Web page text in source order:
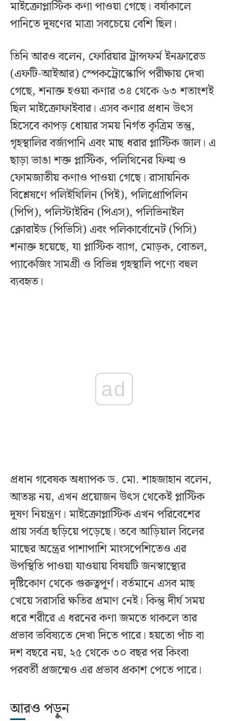
মাইক্রোপ্লাস্টিক কণা পাওয়া গেছে। বর্ষাকালে
পানিতে দূষণের মাত্রা সবচেয়ে বেশি ছিল।
তিনি আরও বলেন, ফোরিয়ার ট্রান্সফর্ম ইনফ্রারেড
(এফটি-আইআর) স্পেকট্রোস্কোপি পরীক্ষায় দেখা
গেছে, শনাক্ত হওয়া কণার ৩৪ থেকে ৬৩ শতাংশই
ছিল মাইক্রোফাইবার। এসব কণার প্রধান উৎস
হিসেবে কাপড় ধোয়ার সময় নির্গত কৃত্রিম তন্তু,
গৃহস্থালির বর্জ্যপানি এবং মাছ ধরার প্লাস্টিক জাল। এ
ছাড়া ভাঙা শক্ত প্লাস্টিক, পলিথিনের ফিল্ম ও
ফোমজাতীয় কণাও পাওয়া গেছে। রাসায়নিক
বিশ্লেষণে পলিইথিলিন (পিই), পলিপ্রোপিলিন
(পিপি), পলিস্টাইরিন (পিএস), পলিভিনাইল
ক্লোরাইড (পিভিসি) এবং পলিকার্বোনেট (পিসি)
শনাক্ত হয়েছে, যা প্লাস্টিক ব্যাগ, মোড়ক, বোতল,
প্যাকেজিং সামগ্রী ও বিভিন্ন গৃহস্থালি পণ্যে বহুল
ব্যবহৃত।
ad
প্রধান গবেষক অধ্যাপক ড. মো. শাহজাহান বলেন,
আতঙ্ক নয়, এখন প্রয়োজন উৎস থেকেই প্লাস্টিক
দূষণ নিয়ন্ত্রণ। মাইক্রোপ্লাস্টিক এখন পরিবেশের
প্রায় সর্বত্র ছড়িয়ে পড়েছে। তবে আড়িয়াল বিলের
মাছের অন্ত্রের পাশাপাশি মাংসপেশিতেও এর
উপস্থিতি পাওয়া যাওয়ায় বিষয়টি জনস্বাস্থ্যের
দৃষ্টিকোণ থেকে গুরুত্বপূর্ণ। বর্তমানে এসব মাছ
খেয়ে সরাসরি ক্ষতির প্রমাণ নেই। কিন্তু দীর্ঘ সময়
ধরে শরীরে এ ধরনের কণা জমতে থাকলে তার
প্রভাব ভবিষ্যতে দেখা দিতে পারে। হয়তো পাঁচ বা
দশ বছরে নয়, ২৫ থেকে ৩০ বছর পর কিংবা
পরবর্তী প্রজন্মেও এর প্রভাব প্রকাশ পেতে পারে।
আরও পড়ুন